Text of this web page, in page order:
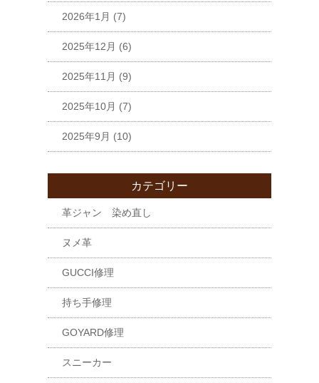
2026年1月 (7)
2025年12月 (6)
2025年11月 (9)
2025年10月 (7)
2025年9月 (10)
カテゴリー
革ジャン 染め直し
ヌメ革
GUCCI修理
持ち手修理
GOYARD修理
スニーカー